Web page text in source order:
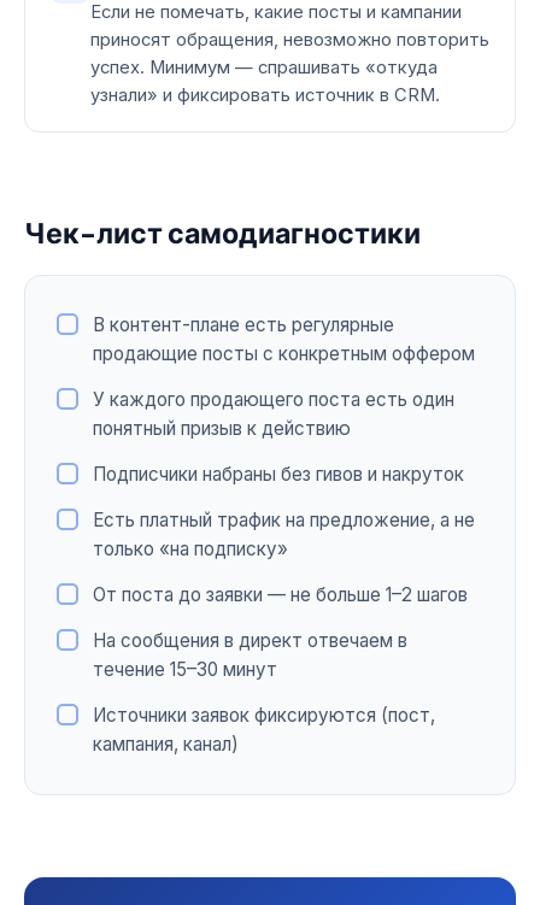
Если не помечать, какие посты и кампании
приносят обращения, невозможно повторить
успех. Минимум — спрашивать «откуда
узнали» и фиксировать источник в CRM.
Чек-лист самодиагностики
В контент-плане есть регулярные
продающие посты с конкретным оффером
У каждого продающего поста есть один
понятный призыв к действию
Подписчики набраны без гивов и накруток
Есть платный трафик на предложение, а не
только «на подписку»
От поста до заявки — не больше 1–2 шагов
На сообщения в директ отвечаем в
течение 15–30 минут
Источники заявок фиксируются (пост,
кампания, канал)